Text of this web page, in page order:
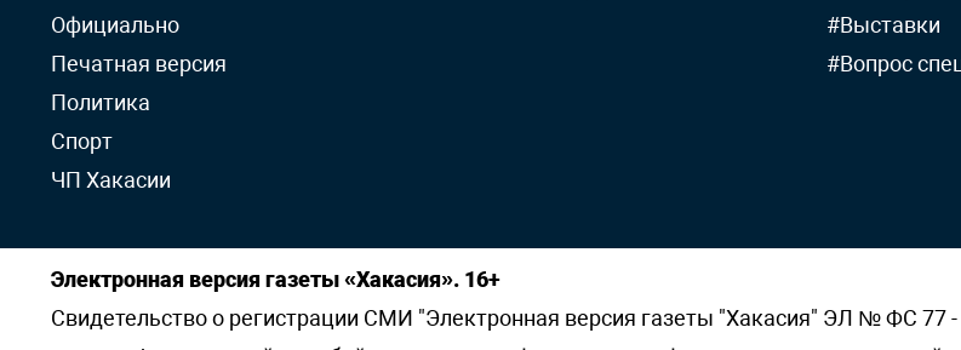
Официально
Печатная версия
Политика
Спорт
ЧП Хакасии
#Выставки
#Вопрос
Электронная версия газеты «Хакасия». 16+
Свидетельство о регистрации СМИ "Электронная версия газеты "Хакасия" ЭЛ № ФС 77 -